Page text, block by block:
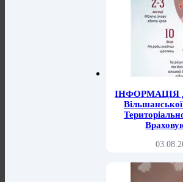
ІНФОРМАЦІЯ